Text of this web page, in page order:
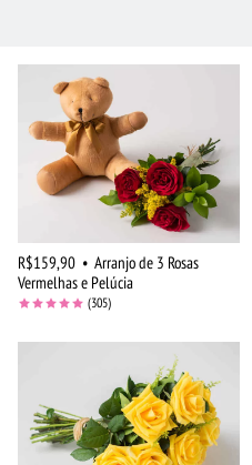
R$159,90 • Arranjo de 3 Rosas
Vermelhas e Pelúcia
(305)